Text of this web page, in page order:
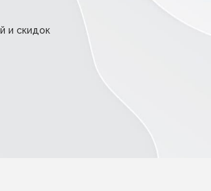
и скидок